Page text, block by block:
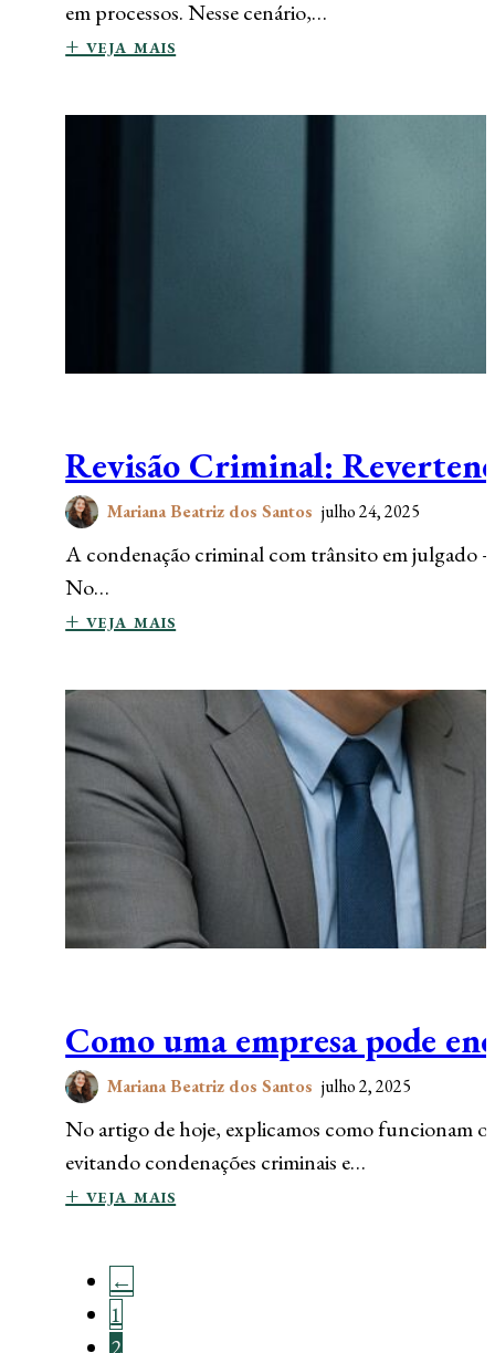
em processos. Nesse cenário,…
+ veja mais
Revisão Criminal:
Mariana Beatriz dos Santos julho 24, 2025
A condenação criminal com trânsito em julgado
No…
+ veja mais
Como uma empresa pode
Mariana Beatriz dos Santos julho 2, 2025
No artigo de hoje, explicamos como funcionam
evitando condenações criminais e…
+ veja mais
←
1